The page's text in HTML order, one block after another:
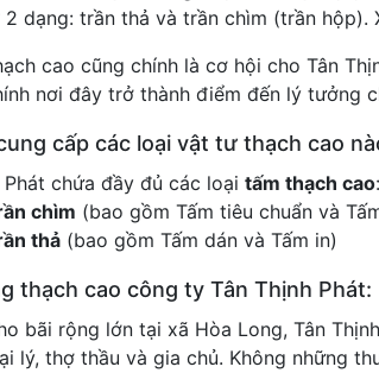
dạng: trần thả và trần chìm (trần hộp).
cao cũng chính là cơ hội cho Tân
nơi đây trở thành điểm đến lý tưởng
cấp các loại vật tư thạch cao
chứa đầy đủ các loại tấm thạch cao:
chìm (bao gồm Tấm tiêu chuẩn và
thả (bao gồm Tấm dán và Tấm in)
thạch cao công ty Tân Thịnh Phát:
bãi rộng lớn tại xã Hòa Long, Tân
lý, thợ thầu và gia chủ. Không những